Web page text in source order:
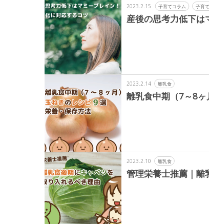
2023.2.15 子育てコラム 子育
産後の思考力低下は
2023.2.14 離乳食
離乳食中期（7～8
2023.2.10 離乳食
管理栄養士推薦｜離